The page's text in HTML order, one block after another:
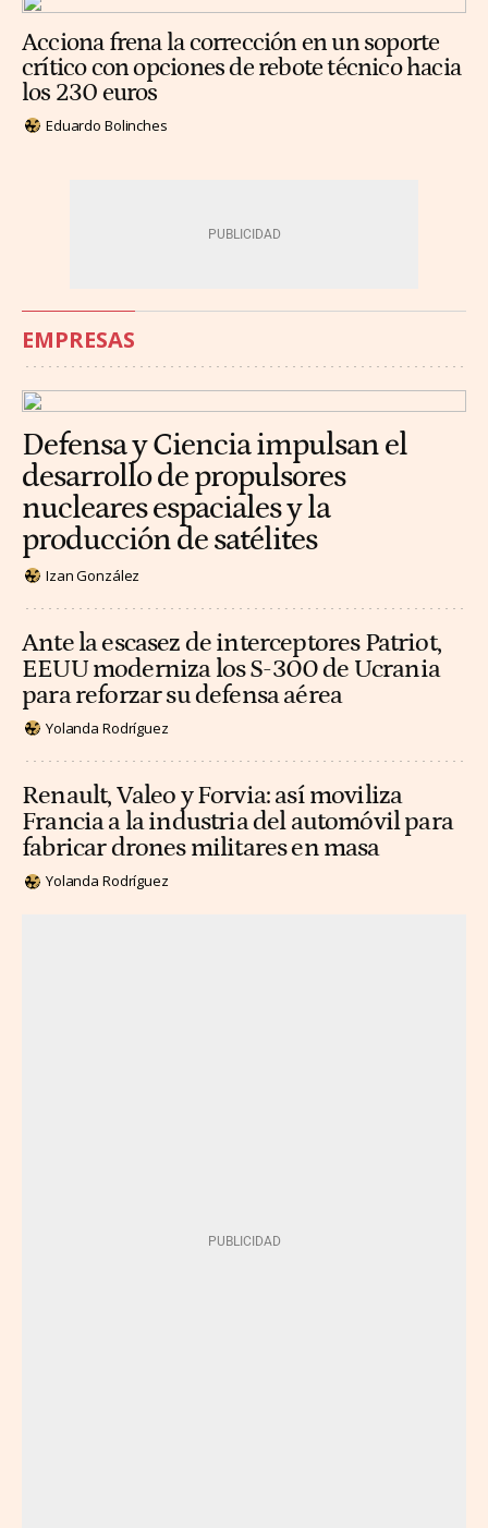
Acciona frena la corrección en un soporte
crítico con opciones de rebote técnico hacia
los 230 euros
Eduardo Bolinches
EMPRESAS
Defensa y Ciencia impulsan el
desarrollo de propulsores
nucleares espaciales y la
producción de satélites
Izan González
Ante la escasez de interceptores Patriot,
EEUU moderniza los S-300 de Ucrania
para reforzar su defensa aérea
Yolanda Rodríguez
Renault, Valeo y Forvia: así moviliza
Francia a la industria del automóvil para
fabricar drones militares en masa
Yolanda Rodríguez